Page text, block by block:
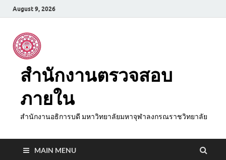
August 9, 2026
สำนักงานตรวจสอบ
ภายใน
สำนักงานอธิการบดี มหาวิทยาลัยมหาจุฬาลงกรณราชวิทยาลัย
MAIN MENU